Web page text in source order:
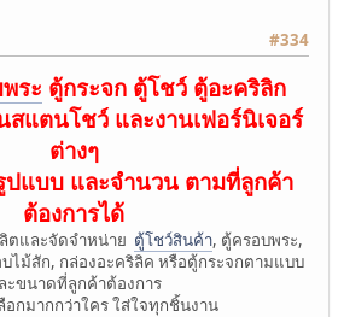
#334
ระ ตู้กระจก ตู้โชว์ ตู้อะคริลิก
แตนโชว์ และงานเฟอร์นิเจอร์
ต่างๆ
แบบ และจำนวน ตามที่ลูกค้า
ต้องการได้
ตและจัดจำหน่าย ตู้โชว์สินค้า, ตู้ครอบพระ,
ไม้สัก, กล่องอะคริลิค หรือตู้กระจกตามแบบ
ะขนาดที่ลูกค้าต้องการ
อกมากกว่าใคร ใส่ใจทุกชิ้นงาน